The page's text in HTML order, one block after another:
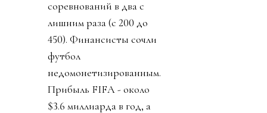
соревнований в два с
лишним раза (с 200 до
450). Финансисты сочли
футбол
недомонетизированным.
Прибыль FIFA - около
$3.6 миллиарда в год, а